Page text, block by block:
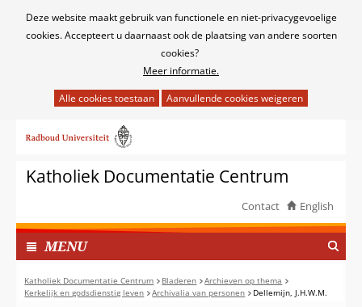
Cookies
Deze website maakt gebruik van functionele en niet-privacygevoelige
cookies. Accepteert u daarnaast ook de plaatsing van andere soorten
cookies?
Meer informatie.
het
van
cookies
deze
website
worden
toegestaan
of
naar
inhoudKatholiek Documentatie Centrum
Contact English
MENUI
N
G
E
Katholiek Documentatie Centrum Bladeren
Archieven op thema
Kerkelijk en godsdienstig leven
Archivalia van personen Dellemijn, J.H.W.M.